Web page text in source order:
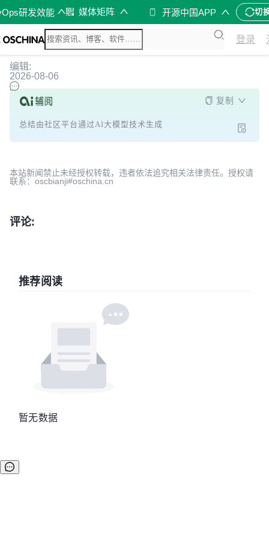
研发效能 媒体矩阵 开源中国APP 切
登录
编辑:
2026-08-06
复制
总结由社区平台通过AI大模型技术生成
本站新闻禁止未经授权转载，违者依法追究相关法律责任。授权请
联系：oscbianji#oschina.cn
评论:
推荐阅读
暂无数据